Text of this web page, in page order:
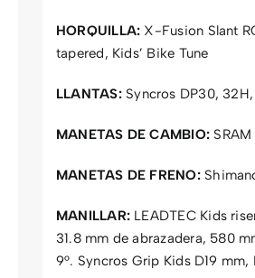
HORQUILLA: X-Fusion Slant
tapered, Kids’ Bike Tune
LLANTAS:Syncros DP30,
MANETAS DE CAMBIO:
MANETAS DE FRENO:
MANILLAR: LEADTEC Kids
31.8 mm de abrazadera, 580
9°. Syncros Grip Kids D19